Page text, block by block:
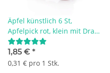
Äpfel künstlich 6 St,
Apfelpick rot, klein mit Draht
Gr. D 2 cm
1,85 € *
0,31 € pro 1 Stk.